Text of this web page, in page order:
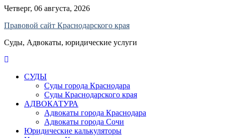
Skip
content
Четверг, 06 августа, 2026
Правовой сайт Краснодарского края
Суды, Адвокаты, юридические услуги
СУДЫ
Суды города Краснодара
Суды Краснодарского края
АДВОКАТУРА
Адвокаты города Краснодара
Адвокаты города Сочи
Юридические калькуляторы